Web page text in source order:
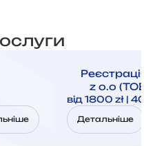
Реєстрація
z o.o (ТОВ,
від 1800 zł |
Детальніше